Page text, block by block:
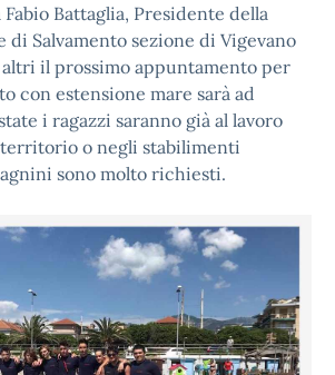
Battaglia, Presidente della
di Salvamento sezione di Vigevano
il prossimo appuntamento per
con estensione mare sarà ad
i ragazzi saranno già al lavoro
o negli stabilimenti
sono molto richiesti.